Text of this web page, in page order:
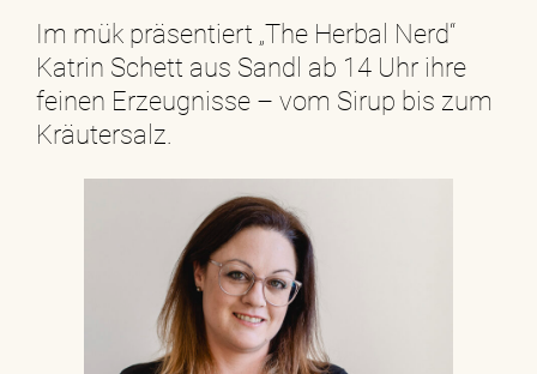
Im mük präsentiert „The Herbal Nerd“
Katrin Schett aus Sandl ab 14 Uhr ihre
feinen Erzeugnisse – vom Sirup bis zum
Kräutersalz.